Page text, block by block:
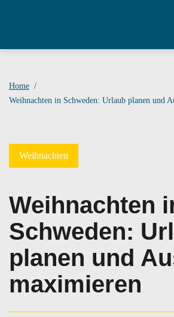
Home
Weihnachten in Schweden: Urlaub planen und
Weihnachten
Weihnachten
Schweden:
planen und
maximieren